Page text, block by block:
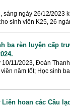
ngày 26/12/2023
sinh viên K25, 26
ba rèn luyện cấp
11/2023, Đoàn
năm tốt; Học sinh
hoan các Câu